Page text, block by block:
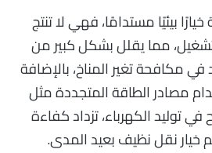
خيارًا بيئيًا مستدامًا، فهي لا تنتج
التشغيل، مما يقلل بشكل كبير من
مكافحة تغير المناخ، بالإضافة
مصادر الطاقة المتجددة مثل
توليد الكهرباء، تزداد كفاءة
خيار نقل نظيف بعيد المدى.